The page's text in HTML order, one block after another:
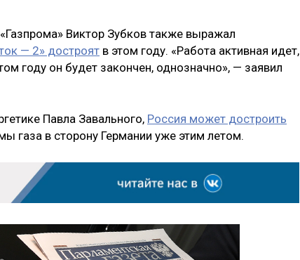
Виктор Зубков также выражал
— 2» достроят в этом году. «Работа активная идет,
году он будет закончен, однозначно», — заявил
Павла Завального, Россия может достроить
газа в сторону Германии уже этим летом.